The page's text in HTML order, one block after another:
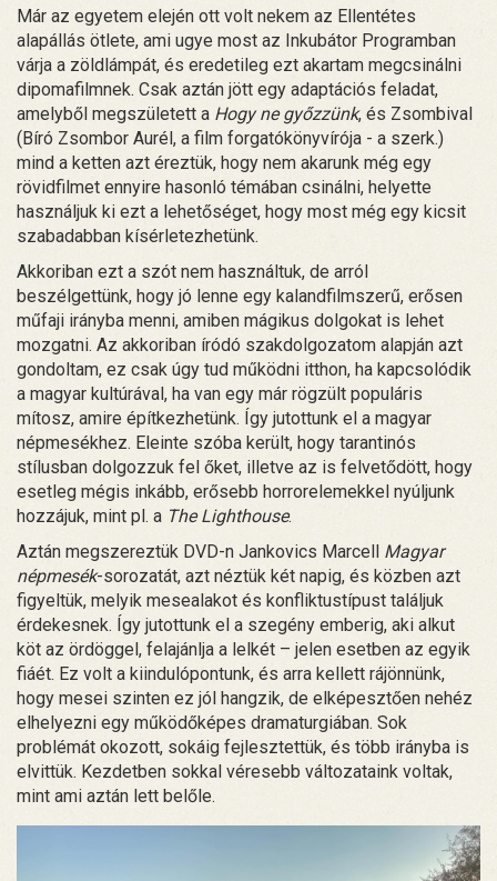
Már az egyetem elején ott volt nekem az Ellentétes
alapállás ötlete, ami ugye most az Inkubátor Programban
várja a zöldlámpát, és eredetileg ezt akartam megcsinálni
dipomafilmnek. Csak aztán jött egy adaptációs feladat,
amelyből megszületett a Hogy ne győzzünk, és Zsombival
(Bíró Zsombor Aurél, a film forgatókönyvírója - a szerk.)
mind a ketten azt éreztük, hogy nem akarunk még egy
rövidfilmet ennyire hasonló témában csinálni, helyette
használjuk ki ezt a lehetőséget, hogy most még egy kicsit
szabadabban kísérletezhetünk.
Akkoriban ezt a szót nem használtuk, de arról
beszélgettünk, hogy jó lenne egy kalandfilmszerű, erősen
műfaji irányba menni, amiben mágikus dolgokat is lehet
mozgatni. Az akkoriban íródó szakdolgozatom alapján azt
gondoltam, ez csak úgy tud működni itthon, ha kapcsolódik
a magyar kultúrával, ha van egy már rögzült populáris
mítosz, amire építkezhetünk. Így jutottunk el a magyar
népmesékhez. Eleinte szóba került, hogy tarantinós
stílusban dolgozzuk fel őket, illetve az is felvetődött, hogy
esetleg mégis inkább, erősebb horrorelemekkel nyúljunk
hozzájuk, mint pl. a The Lighthouse.
Aztán megszereztük DVD-n Jankovics Marcell Magyar
népmesék-sorozatát, azt néztük két napig, és közben azt
figyeltük, melyik mesealakot és konfliktustípust találjuk
érdekesnek. Így jutottunk el a szegény emberig, aki alkut
köt az ördöggel, felajánlja a lelkét – jelen esetben az egyik
fiáét. Ez volt a kiindulópontunk, és arra kellett rájönnünk,
hogy mesei szinten ez jól hangzik, de elképesztően nehéz
elhelyezni egy működőképes dramaturgiában. Sok
problémát okozott, sokáig fejlesztettük, és több irányba is
elvittük. Kezdetben sokkal véresebb változataink voltak,
mint ami aztán lett belőle.